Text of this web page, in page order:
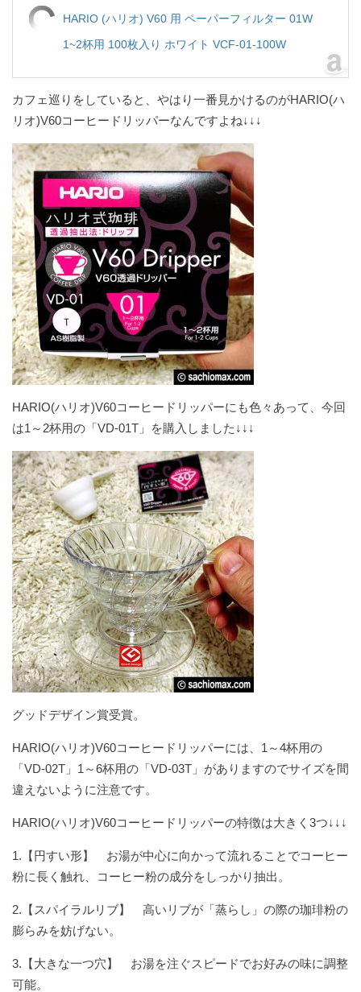
HARIO (ハリオ) V60 用 ペーパーフィルター 01W
1~2杯用 100枚入り ホワイト VCF-01-100W
カフェ巡りをしていると、やはり一番見かけるのがHARIO(ハ
リオ)V60コーヒードリッパーなんですよね↓↓↓
HARIO(ハリオ)V60コーヒードリッパーにも色々あって、今回
は1～2杯用の「VD-01T」を購入しました↓↓↓
グッドデザイン賞受賞。
HARIO(ハリオ)V60コーヒードリッパーには、1～4杯用の
「VD-02T」1～6杯用の「VD-03T」がありますのでサイズを間
違えないように注意です。
HARIO(ハリオ)V60コーヒードリッパーの特徴は大きく3つ↓↓↓
1.【円すい形】 お湯が中心に向かって流れることでコーヒー
粉に長く触れ、コーヒー粉の成分をしっかり抽出。
2.【スパイラルリブ】 高いリブが「蒸らし」の際の珈琲粉の
膨らみを妨げない。
3.【大きな一つ穴】 お湯を注ぐスピードでお好みの味に調整
可能。